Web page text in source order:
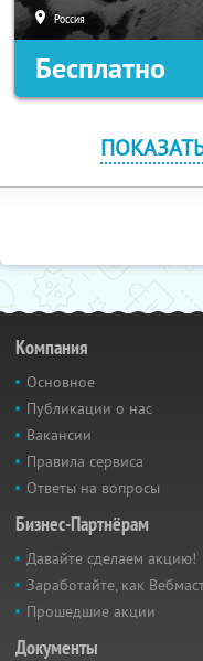
Россия
Бесплатно
Компания
Основное
Публикации о нас
Вакансии
Правила сервиса
Ответы на вопросы
Бизнес-Партнёрам
Давайте сделаем акцию!
Заработайте, как
Прошедшие акции
Документы